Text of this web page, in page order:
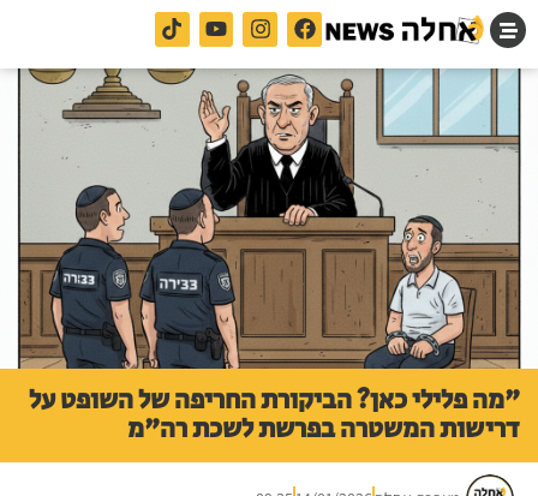
"מה פלילי כאן? הביקורת החריפה של השופט על
דרישות המשטרה בפרשת לשכת רה"מ